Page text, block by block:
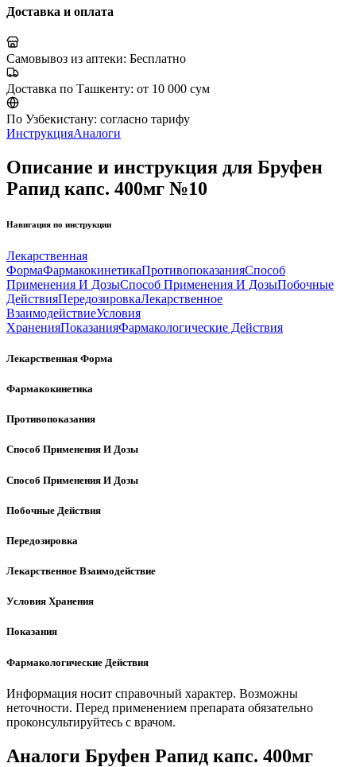
Доставка и оплата
Самовывоз из аптеки: Бесплатно
Доставка по Ташкенту: от 10 000 сум
По Узбекистану: согласно тарифу
ИнструкцияАналоги
Описание и инструкция для Бруфен
Рапид капс. 400мг №10
Навигация по инструкции
Лекарственная
ФормаФармакокинетикаПротивопоказанияСпособ
Применения И ДозыСпособ Применения И ДозыПобочные
ДействияПередозировкаЛекарственное
ВзаимодействиеУсловия
ХраненияПоказанияФармакологические Действия
Лекарственная Форма
Фармакокинетика
Противопоказания
Способ Применения И Дозы
Способ Применения И Дозы
Побочные Действия
Передозировка
Лекарственное Взаимодействие
Условия Хранения
Показания
Фармакологические Действия
Информация носит справочный характер. Возможны
неточности. Перед применением препарата обязательно
проконсультируйтесь с врачом.
Аналоги Бруфен Рапид капс. 400мг